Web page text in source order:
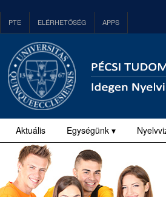
PTE ELÉRHETŐSÉG APPS
Aktuális Egységünk ▾